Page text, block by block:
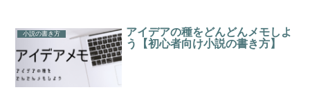
小説の書き方
アイデアの種をどんどんメモしよ
う【初心者向け小説の書き方】